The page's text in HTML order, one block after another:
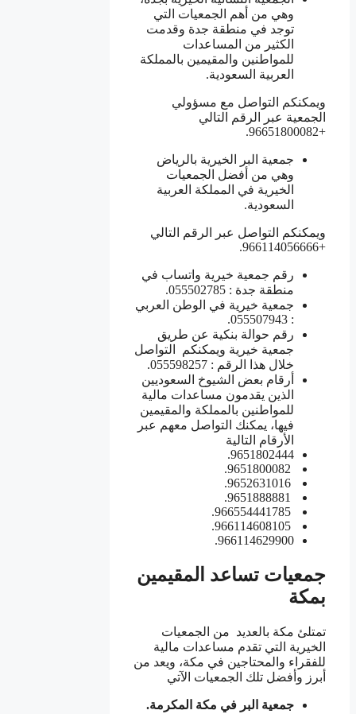
وهي من أهم الجمعيات التي
توجد في منطقة جدة وقدمت
الكثير من المساعدات
للمواطنين والمقيمين بالمملكة
العربية السعودية.
ويمكنكم التواصل مع مسؤولي
الجمعية عبر الرقم التالي
+96651800082.
جمعية البر الخيرية بالرياض
وهي من أفضل الجمعيات
الخيرية في المملكة العربية
السعودية.
ويمكنكم التواصل عبر الرقم التالي
+966114056666.
رقم جمعية خيرية واتساب في
منطقة جدة : 055502785.
جمعية خيرية في الوطن العربي
: 055507943.
رقم حوالة بنكية عن طريق
جمعية خيرية ويمكنكم التواصل
خلال هذا الرقم : 055598257.
أرقام بعض الشيوخ السعوديين
الذين يقدمون مساعدات مالية
للمواطنين بالمملكة والمقيمين
فيها، يمكنك التواصل معهم عبر
الأرقام التالية
9651802444.
966114629900.
جمعيات تساعد المقيمين
بمكة
تمتلئ مكة بالعديد من الجمعيات
الخيرية التي تقدم مساعدات مالية
للفقراء والمحتاجين في مكة، ويعد من
أبرز وأفضل تلك الجمعيات الآتي
جمعية البر في مكة المكرمة.